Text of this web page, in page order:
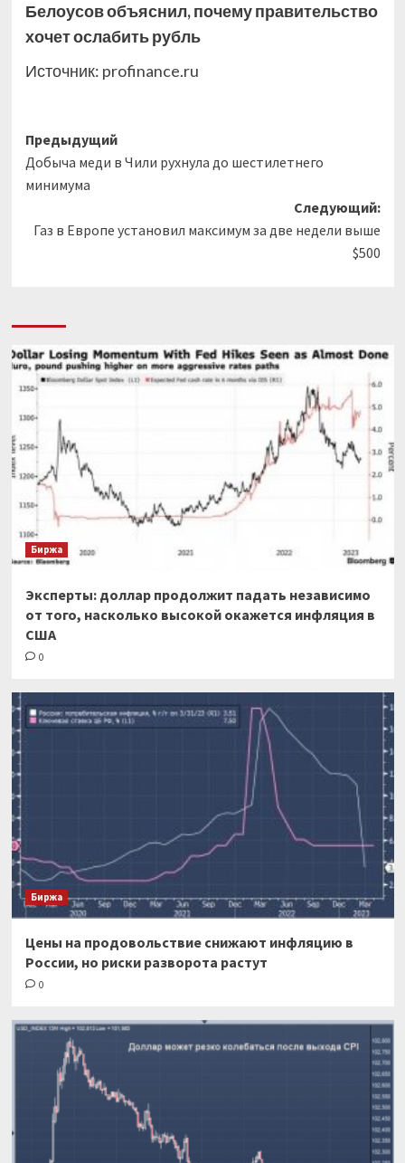
Белоусов объяснил, почему правительство
хочет ослабить рубль
Источник: profinance.ru
Навигация
записи
Предыдущий
Добыча меди в Чили рухнула до шестилетнего
минимума
Следующий:
Газ в Европе установил максимум за две недели выше
$500
Биржа
Эксперты: доллар продолжит падать независимо
от того, насколько высокой окажется инфляция в
США
0
Биржа
Цены на продовольствие снижают инфляцию в
России, но риски разворота растут
0